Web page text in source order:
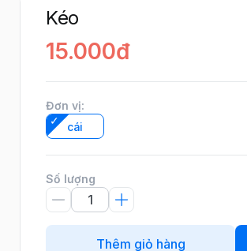
Kéo
15.000đ
Đơn vị:
cái
Số lượng
Thêm giỏ hàng